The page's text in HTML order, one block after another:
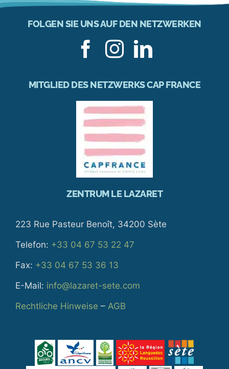
FOLGEN SIE UNS AUF DEN NETZWERKEN
MITGLIED DES NETZWERKS CAP FRANCE
ZENTRUM LE LAZARET
223 Rue Pasteur Benoît, 34200 Sète
Telefon: +33 04 67 53 22 47
Fax: +33 04 67 53 36 13
E-Mail: info@lazaret-sete.com
Rechtliche Hinweise – AGB